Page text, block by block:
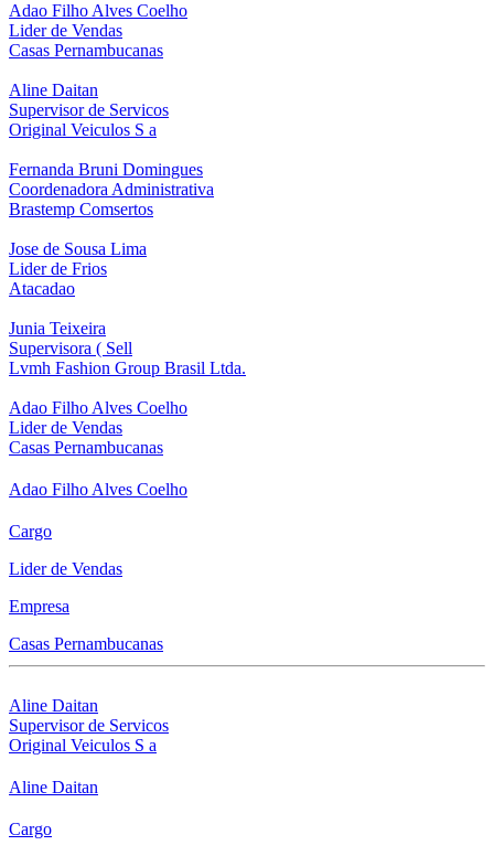
Adao Filho Alves Coelho
Lider de Vendas
Casas Pernambucanas
Aline Daitan
Supervisor de Servicos
Original Veiculos S a
Fernanda Bruni Domingues
Coordenadora Administrativa
Brastemp Comsertos
Jose de Sousa Lima
Lider de Frios
Atacadao
Junia Teixeira
Supervisora ( Sell
Lvmh Fashion Group Brasil Ltda.
Adao Filho Alves Coelho
Lider de Vendas
Casas Pernambucanas
Adao Filho Alves Coelho
Cargo
Lider de Vendas
Empresa
Casas Pernambucanas
Aline Daitan
Supervisor de Servicos
Original Veiculos S a
Aline Daitan
Cargo